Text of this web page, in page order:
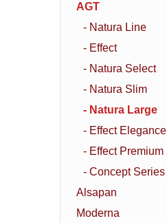
AGT
- Natura Line
- Effect
- Natura Select
- Natura Slim
- Natura Large
- Effect Elegance
- Effect Premium
- Concept Series
Alsapan
Moderna